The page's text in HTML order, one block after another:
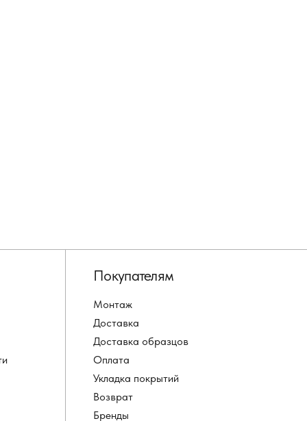
Монтаж
Доставка
Доставка образцов
Оплата
Покупателям
Укладка покрытий
Возврат
Бренды